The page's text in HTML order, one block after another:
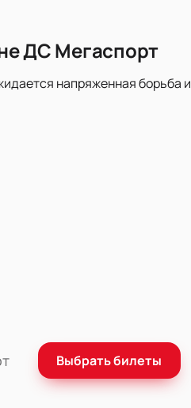
ДС Мегаспорт
напряженная борьба и
Выбрать билеты